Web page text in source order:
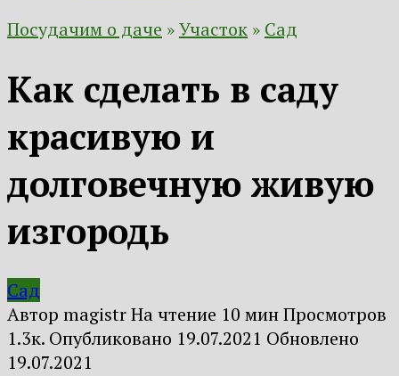
Посудачим о даче »Участок » Сад
Как сделать в саду
красивую и
долговечную живую
изгородь
Сад
Автор magistrНа чтение 10 минПросмотров
1.3к. Опубликовано 19.07.2021 Обновлено
19.07.2021